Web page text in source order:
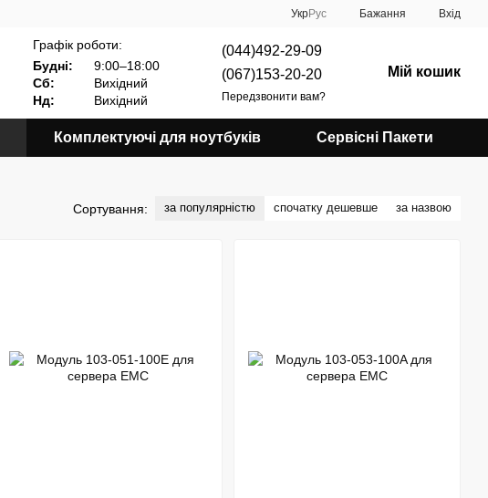
УкрРус Бажання Вхід
Графік роботи:
Будні:
9:00–18:00
Сб:
Вихідний
Нд:
Вихідний
(044)492-29-09
(067)153-20-20
Передзвонити вам?
Мій кошик
Комплектуючі для ноутбуків Сервісні Пакети
Сортування: за популярністю спочатку дешевше за назвою